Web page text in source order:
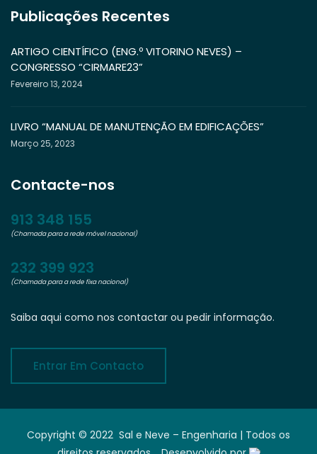
Publicações Recentes
ARTIGO CIENTÍFICO (ENG.º VITORINO NEVES) –
CONGRESSO “CIRMARE23”
Fevereiro 13, 2024
LIVRO “MANUAL DE MANUTENÇÃO EM EDIFICAÇÕES”
Março 25, 2023
Contacte-nos
913 348 155
(Chamada para a rede móvel nacional)
232 399 923
(Chamada para a rede fixa nacional)
Saiba aqui como nos contactar ou pedir informação.
Entrar Em Contacto
Copyright © 2022 Sal e Neve – Engenharia | Todos os